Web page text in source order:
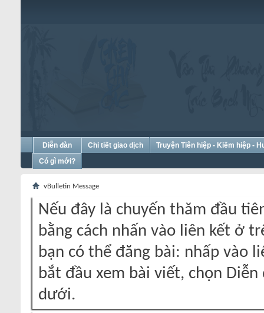
Diễn đàn Chi tiết giao dịch
Truyện Tiên hiệp - Kiếm hiệp -
Có gì mới?
vBulletin Message
Nếu đây là chuyến thăm đầu
bằng cách nhấn vào liên kết ở
bạn có thể đăng bài: nhấp vào
bắt đầu xem bài viết, chọn
dưới.